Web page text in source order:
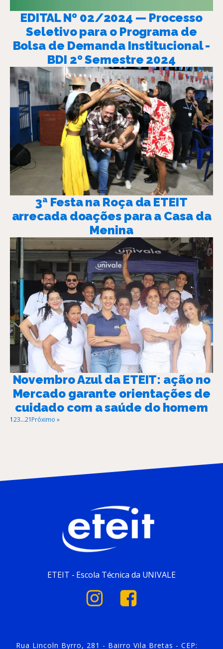
EDITAL Nº 02/2024 — Processo
Seletivo para o Programa de
Bolsa de Demanda Institucional -
BDI 2º Semestre 2024
3ª Festa na Roça da ETEIT
arrecada doações para a Casa da
Menina
Novembro Azul da ETEIT: ação no
Mercado garante orientações de
cuidado com a saúde do homem
123…21Próximo »
ETEIT - Escola Técnica da UNIVALE
Rua Lincoln Byrro, 281 - Bairro Vila Bretas - CEP: